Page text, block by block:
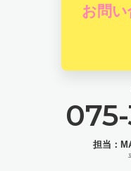
お問
担当：